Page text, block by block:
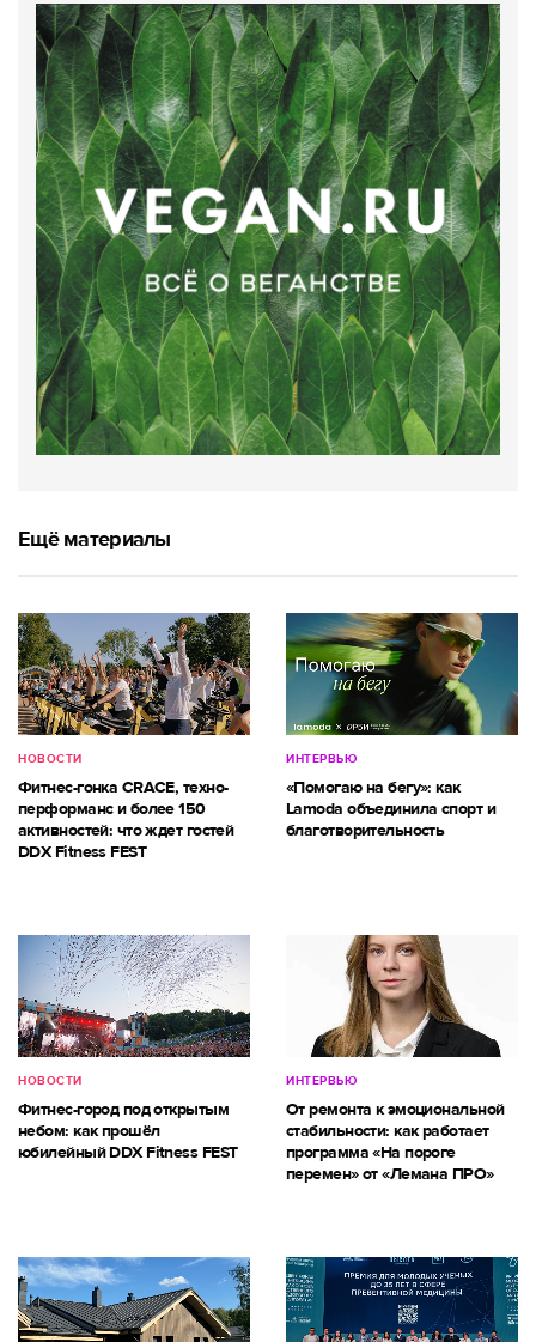
Ещё материалы
НОВОСТИ
Фитнес-гонка CRACE, техно-
перформанс и более 150
активностей: что ждет гостей
DDX Fitness FEST
ИНТЕРВЬЮ
«Помогаю на бегу»: как
Lamoda объединила спорт и
благотворительность
НОВОСТИ
Фитнес-город под открытым
небом: как прошёл
юбилейный DDX Fitness FEST
ИНТЕРВЬЮ
От ремонта к эмоциональной
стабильности: как работает
программа «На пороге
перемен» от «Лемана ПРО»